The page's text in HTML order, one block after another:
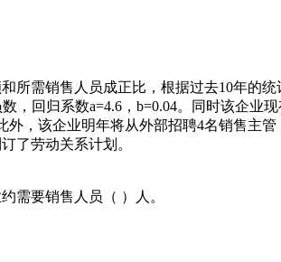
所需销售人员成正比，根据过去10年的统
，回归系数a=4.6，b=0.04。同时该企业
，该企业明年将从外部招聘4名销售主
了劳动关系计划。
需要销售人员（ ）人。